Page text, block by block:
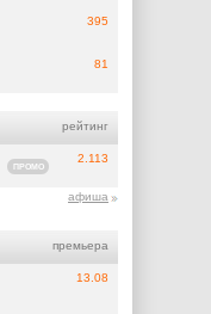
395
81
рейтинг
ПРОМО
2.113
афиша
премьера
13.08